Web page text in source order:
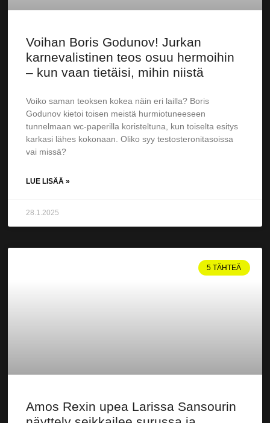
Voihan Boris Godunov! Jurkan
karnevalistinen teos osuu hermoihin
– kun vaan tietäisi, mihin niistä
Voiko saman teoksen kokea näin eri lailla? Boris
Godunov kietoi toisen meistä hurmiotuneeseen
tunnelmaan wc-paperilla koristeltuna, kun toiselta esitys
karkasi lähes kokonaan. Oliko syy testosteronitasoissa
vai missä?
LUE LISÄÄ »
28.1.2025
5 TÄHTEÄ
Amos Rexin upea Larissa Sansourin